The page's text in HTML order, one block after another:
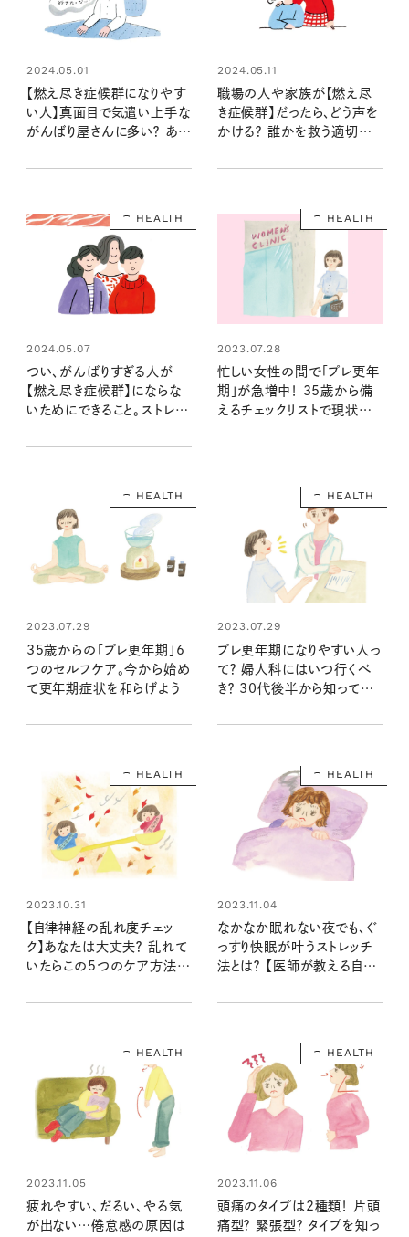
2024.05.01
【燃え尽き症候群になりやす
い人】真面目で気遣い上手な
がんばり屋さんに多い？ あな
きているのかも⁉
2024.05.11
職場の人や家族が【燃え尽
き症候群】だったら、どう声を
かける？ 誰かを救う適切な
HEALTH
2024.05.07
つい、がんばりすぎる人が
【燃え尽き症候群】にならな
いためにできること。ストレス
わる3つの方法
HEALTH
2023.07.28
忙しい女性の間で「プレ更年
期」が急増中！ 35歳から備
えるチェックリストで現状を
HEALTH
2023.07.29
35歳からの「プレ更年期」6
つのセルフケア。今から始め
て更年期症状を和らげよう
HEALTH
2023.07.29
プレ更年期になりやすい人っ
て？ 婦人科にはいつ行くべ
き？ 30代後半から知ってお
HEALTH
2023.10.31
【自律神経の乱れ度チェッ
ク】あなたは大丈夫？ 乱れて
いたらこの5つのケア方法で
HEALTH
2023.11.04
なかなか眠れない夜でも、ぐ
っすり快眠が叶うストレッチ
法とは？ 【医師が教える自律
HEALTH
2023.11.05
疲れやすい、だるい、やる気
が出ない…倦怠感の原因は
HEALTH
2023.11.06
頭痛のタイプは2種類！ 片頭
痛型？ 緊張型？ タイプを知っ